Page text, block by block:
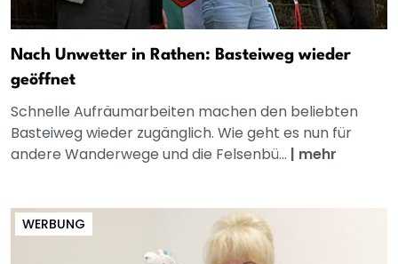
Nach Unwetter in Rathen: Basteiweg wieder
geöffnet
Schnelle Aufräumarbeiten machen den beliebten
Basteiweg wieder zugänglich. Wie geht es nun für
andere Wanderwege und die Felsenbü... | mehr
WERBUNG